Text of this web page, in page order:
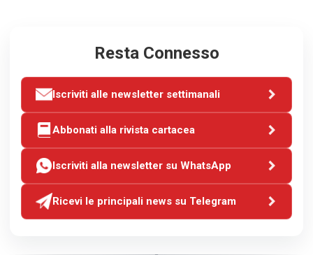
Resta Connesso
Iscriviti alle newsletter settimanali
Abbonati alla rivista cartacea
Iscriviti alla newsletter su WhatsApp
Ricevi le principali news su Telegram